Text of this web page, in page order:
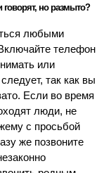
но размыто?
любыми
телефон
или
так как вы
Если во время
люди, не
с просьбой
же позвоните